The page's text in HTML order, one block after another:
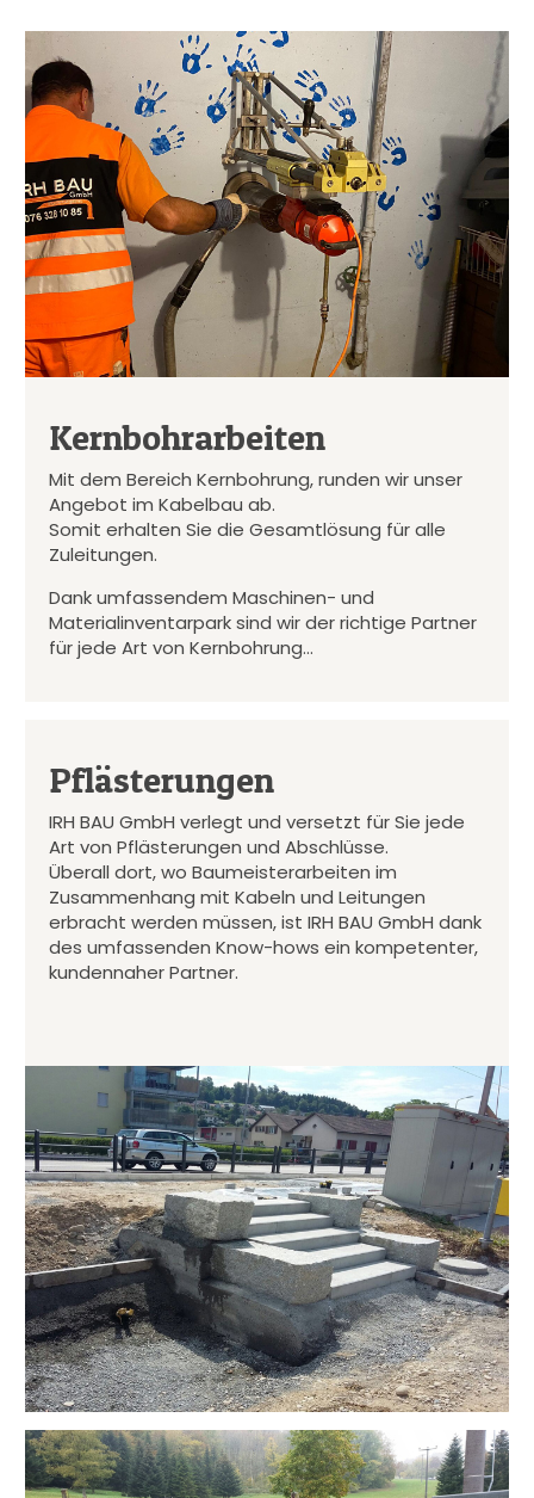
Kernbohrarbeiten
Mit dem Bereich Kernbohrung, runden wir unser
Angebot im Kabelbau ab.
Somit erhalten Sie die Gesamtlösung für alle
Zuleitungen.
Dank umfassendem Maschinen- und
Materialinventarpark sind wir der richtige Partner
für jede Art von Kernbohrung…
Pflästerungen
IRH BAU GmbH verlegt und versetzt für Sie jede
Art von Pflästerungen und Abschlüsse.
Überall dort, wo Baumeisterarbeiten im
Zusammenhang mit Kabeln und Leitungen
erbracht werden müssen, ist IRH BAU GmbH dank
des umfassenden Know-hows ein kompetenter,
kundennaher Partner.